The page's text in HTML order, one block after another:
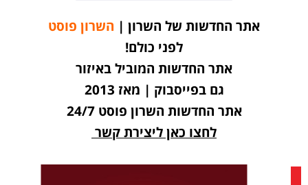
אתר החדשות של השרון | השרון פוסט
לפני כולם!
אתר החדשות המוביל באיזור
גם בפייסבוק | מאז 2013
אתר החדשות השרון פוסט 24/7
לחצו כאן ליצירת קשר